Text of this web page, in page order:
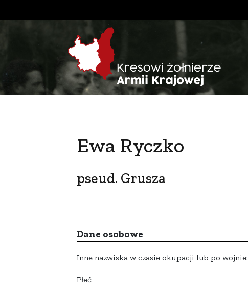
Ewa Ryczko
pseud. Grusza
Dane osobowe
Inne nazwiska w czasie okupacji lub po wojnie:
Płeć: